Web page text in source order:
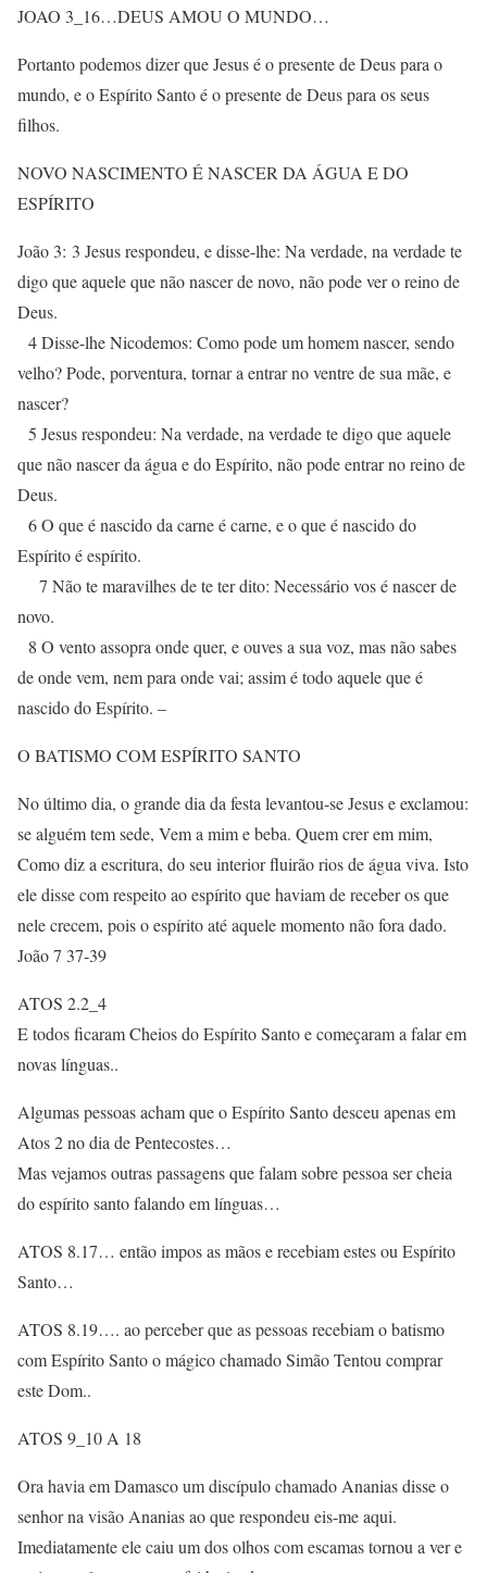
JOAO 3_16…DEUS AMOU O MUNDO…
Portanto podemos dizer que Jesus é o presente de Deus para o
mundo, e o Espírito Santo é o presente de Deus para os seus
filhos.
NOVO NASCIMENTO É NASCER DA ÁGUA E DO
ESPÍRITO
João 3: 3 Jesus respondeu, e disse-lhe: Na verdade, na verdade te
digo que aquele que não nascer de novo, não pode ver o reino de
Deus.
4 Disse-lhe Nicodemos: Como pode um homem nascer, sendo
velho? Pode, porventura, tornar a entrar no ventre de sua mãe, e
nascer?
5 Jesus respondeu: Na verdade, na verdade te digo que aquele
que não nascer da água e do Espírito, não pode entrar no reino de
Deus.
6 O que é nascido da carne é carne, e o que é nascido do
Espírito é espírito.
7 Não te maravilhes de te ter dito: Necessário vos é nascer de
novo.
8 O vento assopra onde quer, e ouves a sua voz, mas não sabes
de onde vem, nem para onde vai; assim é todo aquele que é
nascido do Espírito. –
O BATISMO COM ESPÍRITO SANTO
No último dia, o grande dia da festa levantou-se Jesus e exclamou:
se alguém tem sede, Vem a mim e beba. Quem crer em mim,
Como diz a escritura, do seu interior fluirão rios de água viva. Isto
ele disse com respeito ao espírito que haviam de receber os que
nele crecem, pois o espírito até aquele momento não fora dado.
João 7 37-39
ATOS 2.2_4
E todos ficaram Cheios do Espírito Santo e começaram a falar em
novas línguas..
Algumas pessoas acham que o Espírito Santo desceu apenas em
Atos 2 no dia de Pentecostes…
Mas vejamos outras passagens que falam sobre pessoa ser cheia
do espírito santo falando em línguas…
ATOS 8.17… então impos as mãos e recebiam estes ou Espírito
Santo…
ATOS 8.19…. ao perceber que as pessoas recebiam o batismo
com Espírito Santo o mágico chamado Simão Tentou comprar
este Dom..
ATOS 9_10 A 18
Ora havia em Damasco um discípulo chamado Ananias disse o
senhor na visão Ananias ao que respondeu eis-me aqui.
Imediatamente ele caiu um dos olhos com escamas tornou a ver e